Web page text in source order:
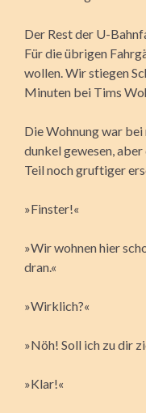
Der Rest der U-
Für die übrigen
wollen. Wir stiegen
Minuten bei Tims
Die Wohnung war bei
dunkel gewesen,
Teil noch gruftiger
»Finster!«
»Wir wohnen hier
dran.«
»Wirklich?«
»Nöh! Soll ich zu dir
»Klar!«